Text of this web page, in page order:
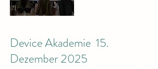
Device Akademie 15.
Dezember 2025